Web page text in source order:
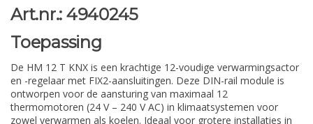
Art.nr.: 4940245
Toepassing
De HM 12 T KNX is een krachtige 12-voudige verwarmingsactor
en -regelaar met FIX2-aansluitingen. Deze DIN-rail module is
ontworpen voor de aansturing van maximaal 12
thermomotoren (24 V – 240 V AC) in klimaatsystemen voor
zowel verwarmen als koelen. Ideaal voor grotere installaties in